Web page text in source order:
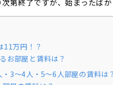
第終了ですが、始まったば
11万円！？
お部屋と賃料は？
3～4人・5～6人部屋の賃料は？